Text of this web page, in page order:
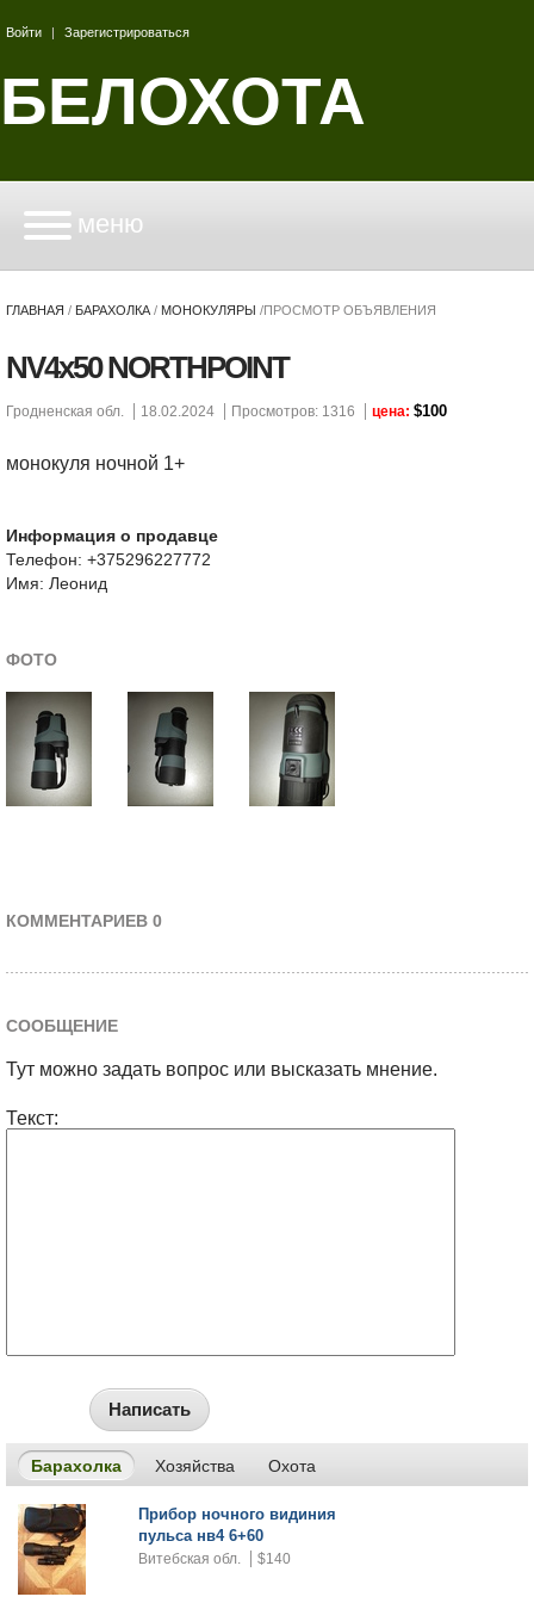
Войти | Зарегистрироваться
БЕЛОХОТА
меню
ГЛАВНАЯ / БАРАХОЛКА / МОНОКУЛЯРЫ /ПРОСМОТР ОБЪЯВЛЕНИЯ
NV4x50 NORTHPOINT
Гродненская обл. 18.02.2024 Просмотров: 1316 цена: $100
монокуля ночной 1+
Информация о продавце
Телефон: +375296227772
Имя: Леонид
ФОТО
КОММЕНТАРИЕВ 0
СООБЩЕНИЕ
Тут можно задать вопрос или высказать мнение.
Текст:
Написать
Барахолка Хозяйства Охота
Прибор ночного видиния
пульса нв4 6+60
Витебская обл. $140